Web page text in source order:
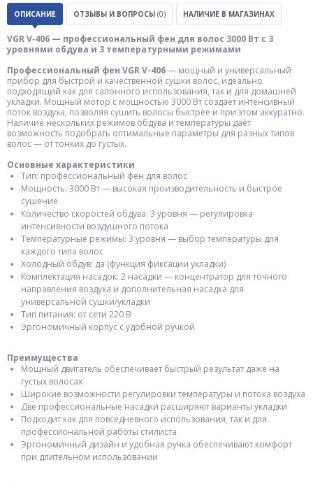
ОПИСАНИЕ ОТЗЫВЫ И ВОПРОСЫ (0) НАЛИЧИЕ В МАГАЗИНАХ
VGR V‑406 — профессиональный фен для волос 3000 Вт с 3
уровнями обдува и 3 температурными режимами
Профессиональный фен VGR V-406— мощный и универсальный
прибор для быстрой и качественной сушки волос, идеально
подходящий как для салонного использования, так и для домашней
укладки. Мощный мотор с мощностью 3000 Вт создаёт интенсивный
поток воздуха, позволяя сушить волосы быстрее и при этом аккуратно.
Наличие нескольких режимов обдува и температуры даёт
возможность подобрать оптимальные параметры для разных типов
волос — от тонких до густых.
Основные характеристики
Тип: профессиональный фен для волос
Мощность: 3000 Вт — высокая производительность и быстрое
сушение
Количество скоростей обдува: 3 уровня — регулировка
интенсивности воздушного потока
Температурные режимы: 3 уровня — выбор температуры для
каждого типа волос
Холодный обдув: да (функция фиксации укладки)
Комплектация насадок: 2 насадки — концентратор для точного
направления воздуха и дополнительная насадка для
универсальной сушки/укладки
Тип питания: от сети 220 В
Эргономичный корпус с удобной ручкой
Преимущества
Мощный двигатель обеспечивает быстрый результат даже на
густых волосах
Широкие возможности регулировки температуры и потока воздуха
Две профессиональные насадки расширяют варианты укладки
Подходит как для повседневного использования, так и для
профессиональной работы стилиста
Эргономичный дизайн и удобная ручка обеспечивают комфорт
при длительном использовании